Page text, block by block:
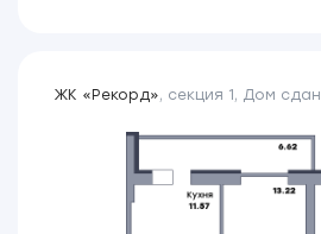
ЖК «Рекорд», секция 1, Дом сдан